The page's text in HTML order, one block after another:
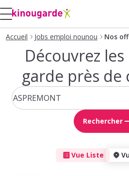
Accueil Jobs emploi nounou Nos
Découvrez
garde près de
Rechercher
Vue Liste